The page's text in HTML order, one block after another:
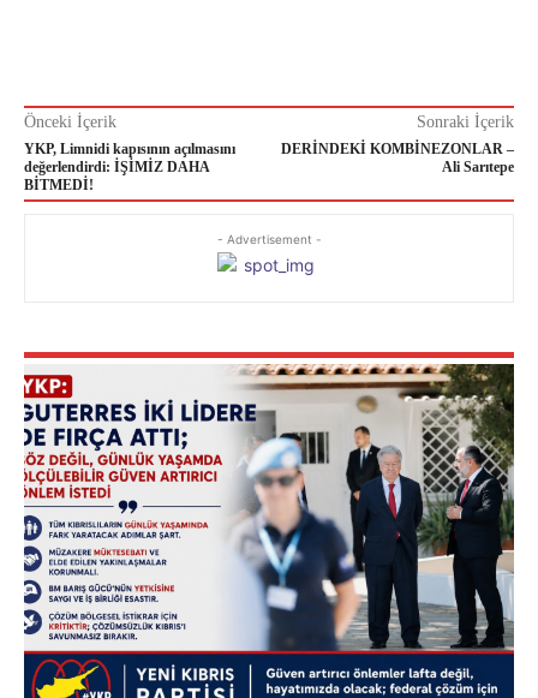
Önceki İçerik
YKP, Limnidi kapısının açılmasını
değerlendirdi: İŞİMİZ DAHA
BİTMEDİ!
Sonraki İçerik
DERİNDEKİ KOMBİNEZONLAR –
Ali Sarıtepe
- Advertisement -